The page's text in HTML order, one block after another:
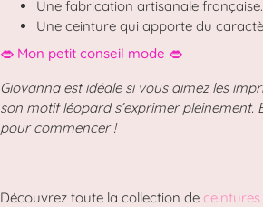
Une fabrication artisanale française.
Une ceinture qui apporte du
👄 Mon petit conseil mode 👄
Giovanna est idéale si vous aimez les
son motif léopard s’exprimer pleinement.
pour commencer !
Découvrez toute la collection de